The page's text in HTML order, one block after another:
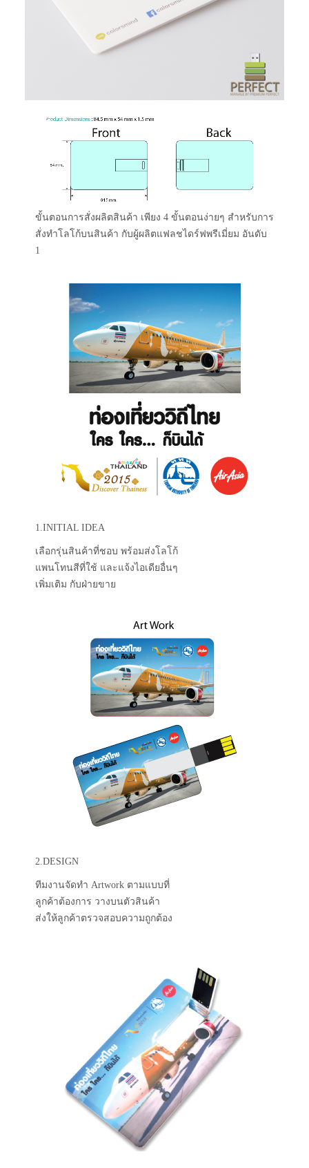
ขั้นตอนการสั่งผลิตสินค้า เพียง 4 ขั้นตอนง่ายๆ สำหรับการ
สั่งทำโลโก้บนสินค้า กับผู้ผลิตแฟลชไดร์ฟพรีเมี่ยม อันดับ
1
1.INITIAL IDEA
เลือกรุ่นสินค้าที่ชอบ พร้อมส่งโลโก้
แพนโทนสีที่ใช้ และแจ้งไอเดียอื่นๆ
เพิ่มเติม กับฝ่ายขาย
2.DESIGN
ทีมงานจัดทำ Artwork ตามแบบที่
ลูกค้าต้องการ วางบนตัวสินค้า
ส่งให้ลูกค้าตรวจสอบความถูกต้อง